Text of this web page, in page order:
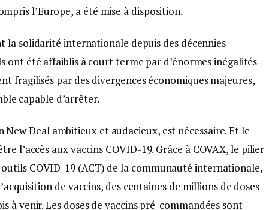
l’Europe, a été mise à disposition.
la solidarité internationale depuis des décennies
ont été affaiblis à court terme par d’énormes inégalités
fragilisés par des divergences économiques majeures,
capable d’arrêter.
Deal ambitieux et audacieux, est nécessaire. Et le
l’accès aux vaccins COVID-19. Grâce à COVAX, le pilier
outils COVID-19 (ACT) de la communauté internationale,
de vaccins, des centaines de millions de doses
à venir. Les doses de vaccins pré-commandées sont